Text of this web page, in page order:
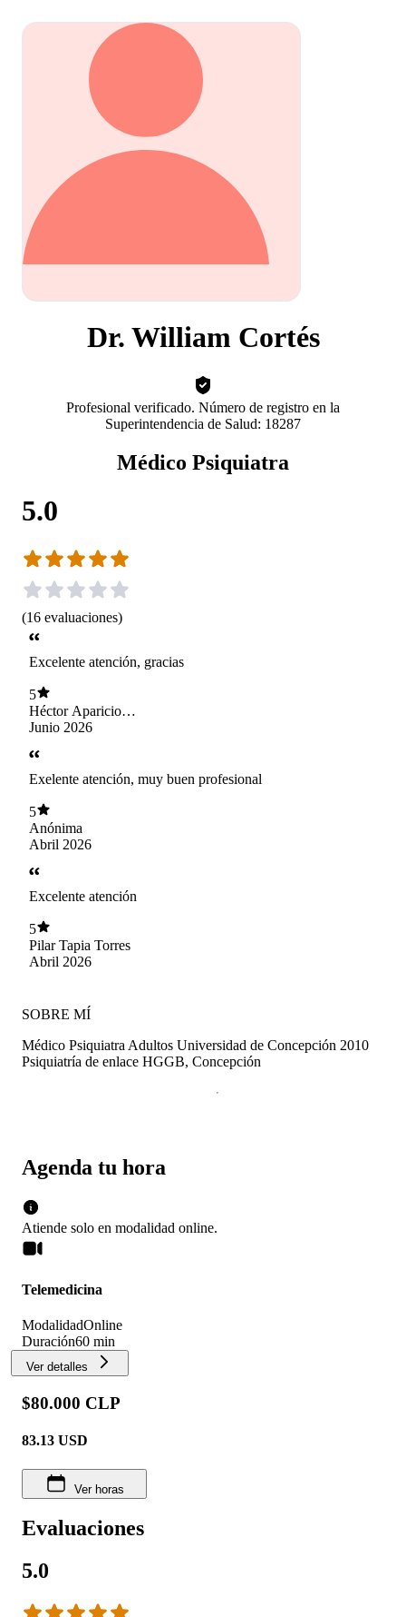
Dr. William Cortés
Profesional verificado. Número de registro en la
Superintendencia de Salud: 18287
Médico Psiquiatra
5.0
(16 evaluaciones)
Excelente atención, gracias
5
Héctor Aparicio
Alarcón
Junio 2026
Exelente atención, muy buen profesional
5
Anónima
Abril 2026
Excelente atención
5
Pilar Tapia Torres
Abril 2026
Agenda tu hora
Atiende solo en modalidad online.
Telemedicina
ModalidadOnline
Duración60 min
Ver detalles
$80.000 CLP
83.13 USD
Ver horas
Evaluaciones
5.0
SOBRE MÍ
Médico Psiquiatra Adultos Universidad de Concepción 2010
Psiquiatría de enlace HGGB, Concepción